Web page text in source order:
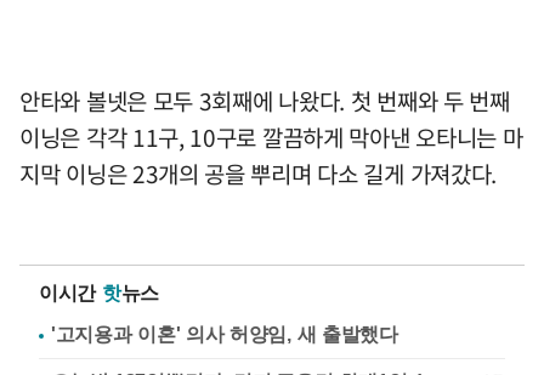
안타와 볼넷은 모두 3회째에 나왔다. 첫 번째와 두 번째
이닝은 각각 11구, 10구로 깔끔하게 막아낸 오타니는 마
지막 이닝은 23개의 공을 뿌리며 다소 길게 가져갔다.
이시간 핫뉴스
'고지용과 이혼' 의사 허양임, 새 출발했다